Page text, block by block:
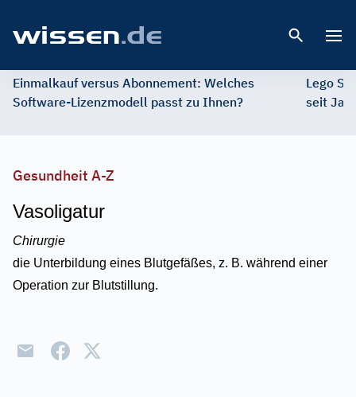
Einmalkauf versus Abonnement: Welches
Software-Lizenzmodell passt zu Ihnen?
Lego
seit
Gesundheit A-Z
Vasoligatur
Chirurgie
die Unterbildung eines Blutgefäßes, z. B. während einer
Operation zur Blutstillung.